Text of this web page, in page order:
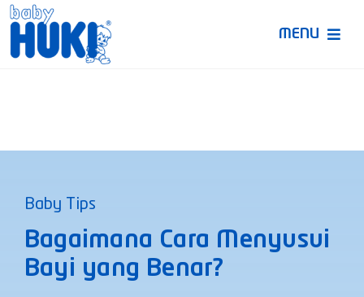
Skip
content
MENU
Baby Tips
Bagaimana Cara Menyusui
Bayi yang Benar?